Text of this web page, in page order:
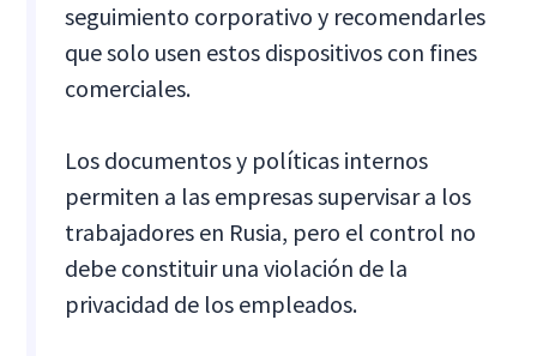
seguimiento corporativo y recomendarles
que solo usen estos dispositivos con fines
comerciales.
Los documentos y políticas internos
permiten a las empresas supervisar a los
trabajadores en Rusia, pero el control no
debe constituir una violación de la
privacidad de los empleados.